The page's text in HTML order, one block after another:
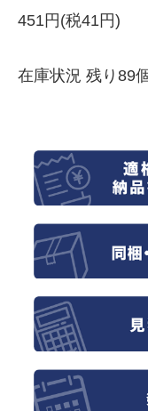
451円(税41円)
在庫状況 残り89